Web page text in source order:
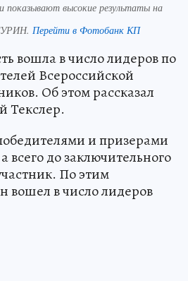
показывают высокие результаты на
Перейти в Фотобанк КП
вошла в число лидеров по
Всероссийской
Об этом рассказал
Текслер.
и призерами
всего до заключительного
По этим
вошел в число лидеров